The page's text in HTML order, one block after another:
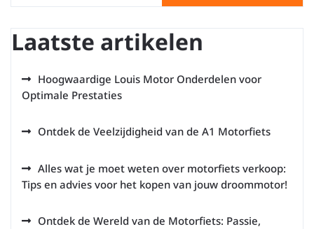
Laatste artikelen
Hoogwaardige Louis Motor Onderdelen voor
Optimale Prestaties
Ontdek de Veelzijdigheid van de A1 Motorfiets
Alles wat je moet weten over motorfiets verkoop:
Tips en advies voor het kopen van jouw droommotor!
Ontdek de Wereld van de Motorfiets: Passie,